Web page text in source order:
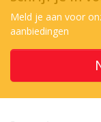
Meld je aan voor
aanbiedingen